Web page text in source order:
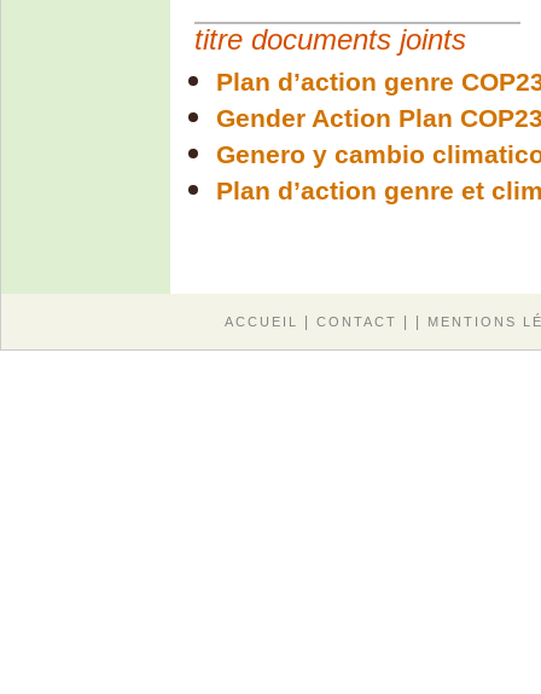
titre documents joints
Plan d’action genre
Gender Action Plan
Genero y cambio
Plan d’action genre et
ACCUEIL | CONTACT | | MENTIONS